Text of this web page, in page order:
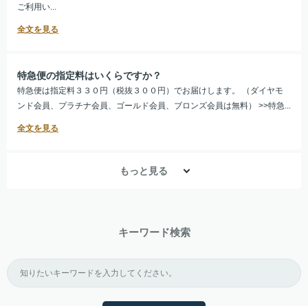
ご利用い...
特急便の指定料はいくらですか？
特急便は指定料３３０円（税抜３００円）でお届けします。 （ダイヤモ
ンド会員、プラチナ会員、ゴールド会員、ブロンズ会員は無料） >>特急...
もっと見る
キーワード検索